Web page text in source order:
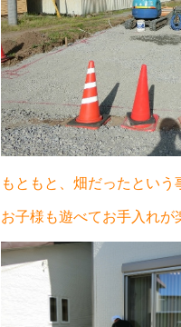
もともと、畑だったとい
お子様も遊べてお手入れが